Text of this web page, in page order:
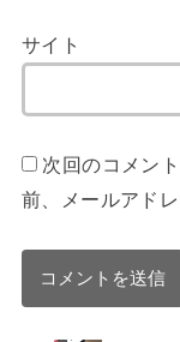
サイト
次回のコメン
前、メールアド